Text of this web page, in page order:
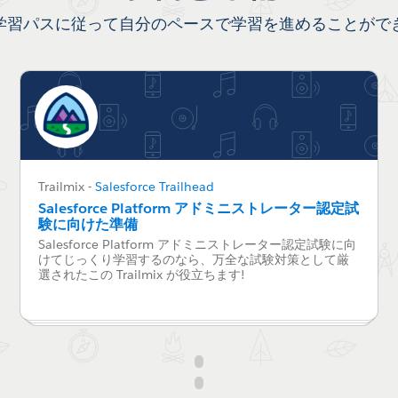
習パスに従って自分のペースで学習を進めることがで
Trailmix- Salesforce Trailhead
Salesforce Platform アドミニストレーター認定試
験に向けた準備
Salesforce Platform アドミニストレーター認定試験に向
けてじっくり学習するのなら、万全な試験対策として厳
選されたこの Trailmix が役立ちます!